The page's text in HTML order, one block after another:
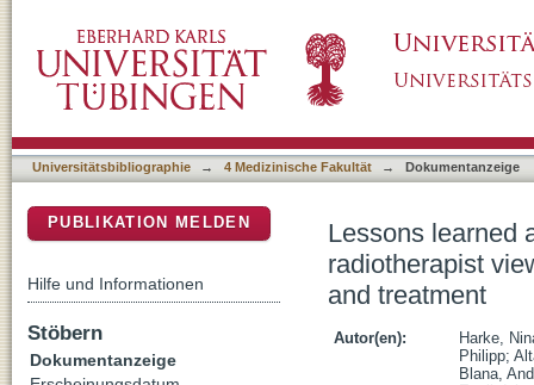
survey on prostate cancer diagnosis and
Universitätsbibliographie → 4 Medizinische Fakultät → Dokumentanzeige
Lessons learned
radiotherapist
and treatment
Autor(en):
Harke,
Philipp;
Blana,
PUBLIKATION MELDEN
Hilfe und Informationen
Stöbern
Dokumentanzeige